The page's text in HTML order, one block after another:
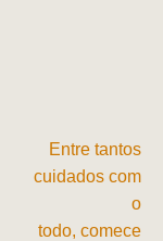
Entre tantos
cuidados com
o
todo, comece